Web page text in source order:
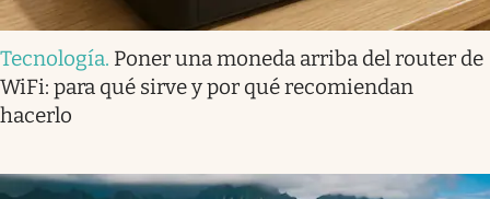
Tecnología. Poner una moneda arriba del router de
WiFi: para qué sirve y por qué recomiendan
hacerlo